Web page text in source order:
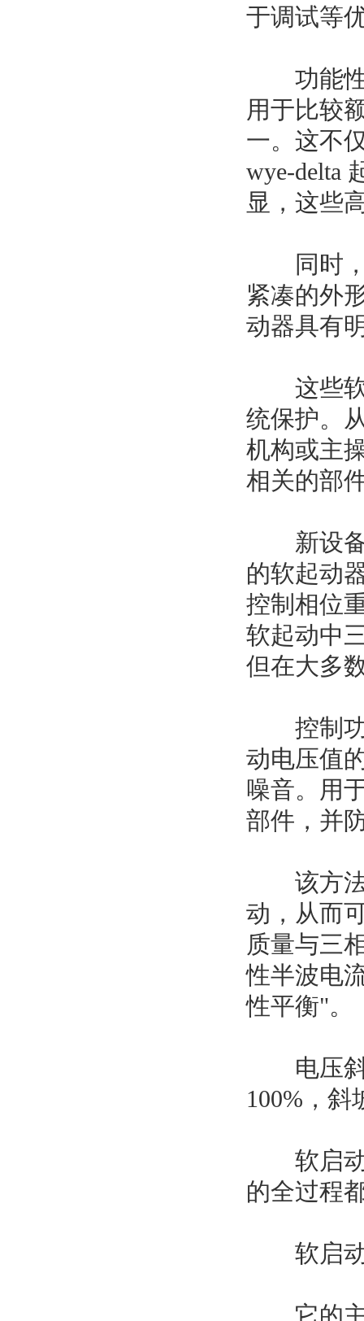
于调试等
功能性
用于比较
一。这不
wye-delta
显，这些
同时，
紧凑的外
动器具有
这些软
统保护。
机构或主
相关的部
新设备
的软起动
控制相位
软起动中
但在大多
控制功
动电压值
噪音。用
部件，并
该方法
动，从而
质量与三
性半波电
性平衡"。
电压斜
100%，斜
软启动
的全过程
软启动
它的主